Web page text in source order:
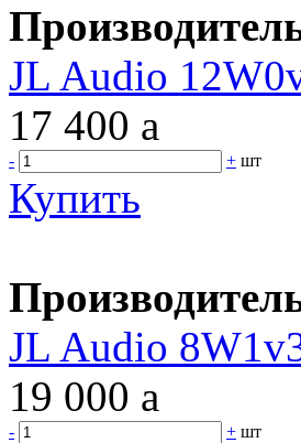
JL Audio
17 400 a
- + шт
Купить
JL Audio
19 000 a
- + шт